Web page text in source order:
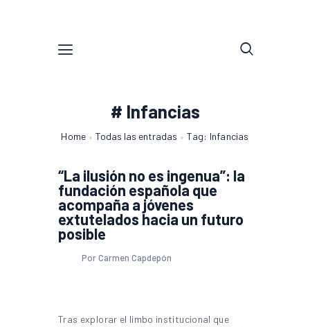
# Infancias
Home Todas las entradas Tag: Infancias
“La ilusión no es ingenua”: la
fundación española que
acompaña a jóvenes
extutelados hacia un futuro
posible
Por Carmen Capdepón
Tras explorar el limbo institucional que